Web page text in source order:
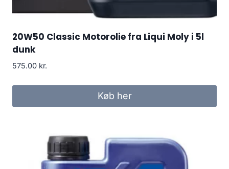
20W50 Classic Motorolie fra Liqui Moly i 5l
dunk
575.00 kr.
Køb her